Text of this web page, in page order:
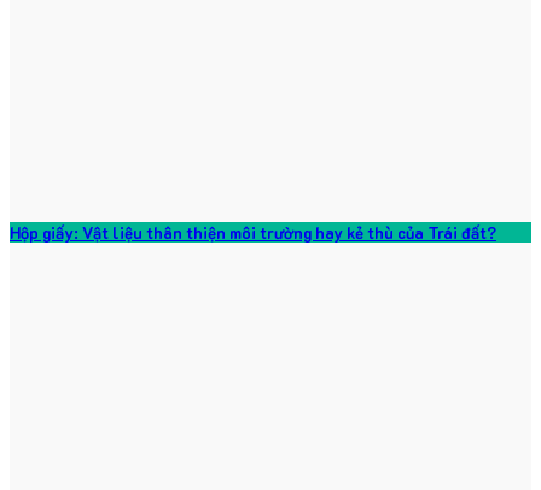
Hộp giấy: Vật liệu thân thiện môi trường hay kẻ thù của Trái đất?